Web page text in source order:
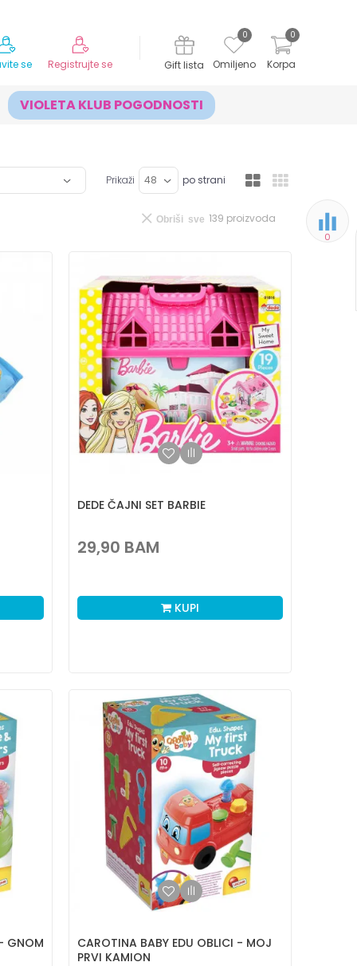
Korpa
0
Omiljeno
0
Gift lista
se Registrujte se
VIOLETA KLUB POGODNOSTI
0
Prikaži po strani
139 proizvoda
Obriši sve
DEDE ČAJNI SET BARBIE
29,90 BAM
KUPI
GNOM
CAROTINA BABY EDU OBLICI - MOJ
PRVI KAMION